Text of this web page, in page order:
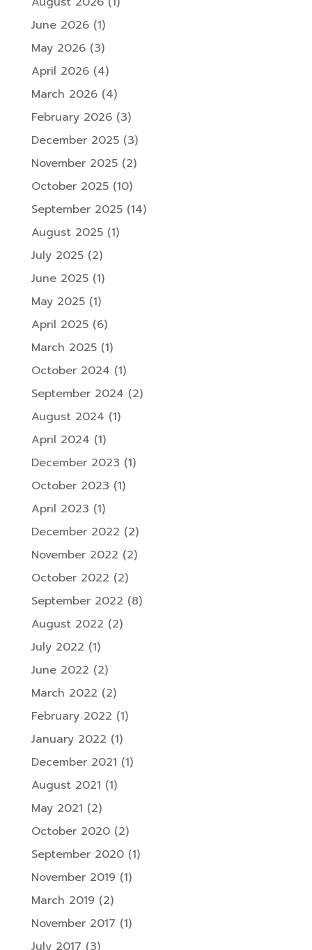
June 2026(1)
May 2026(3)
April 2026(4)
March 2026(4)
February 2026(3)
December 2025(3)
November 2025(2)
October 2025(10)
September 2025(14)
August 2025(1)
July 2025(2)
June 2025(1)
May 2025(1)
April 2025(6)
March 2025(1)
October 2024 (1)
September 2024 (2)
August 2024 (1)
April 2024 (1)
December 2023 (1)
October 2023 (1)
April 2023 (1)
December 2022 (2)
November 2022 (2)
October 2022 (2)
September 2022 (8)
August 2022 (2)
July 2022 (1)
June 2022 (2)
March 2022 (2)
February 2022 (1)
January 2022 (1)
December 2021 (1)
August 2021 (1)
May 2021 (2)
October 2020(2)
September 2020(1)
November 2019 (1)
March 2019 (2)
November 2017 (1)
July 2017 (3)